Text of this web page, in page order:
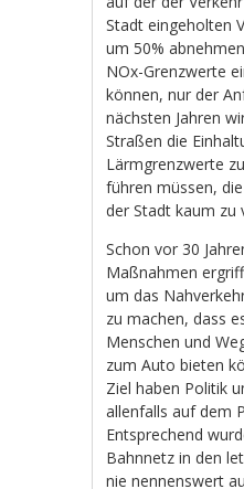
Stadt eingeholten
um 50%
NOx-Grenzwerte
können, nur der
nächsten Jahren
Straßen die
Lärmgrenzwerte
führen müssen,
der Stadt kaum zu
Schon vor 30
Maßnahmen
um das
zu machen, dass
Menschen und
zum Auto bieten
Ziel haben Politik
allenfalls auf dem
Entsprechend
Bahnnetz in den
nie nennenswert